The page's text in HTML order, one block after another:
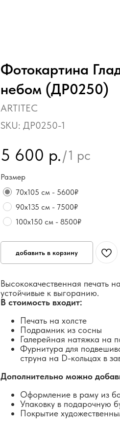
Фотокартина
небом (ДР0250)
ARTITEC
SKU: ДР0250-1
5 600 р./1 pc
Размер
70х105 см - 5600₽
90х135 см - 7500₽
100х150 см - 8500₽
добавить в корзину
Высококачественная печать
устойчивые к выгоранию.
В стоимость входит:
Печать на холсте
Подрамник из сосны
Галерейная натяжка на
Фурнитура для
струна на D-кольцах в
Дополнительно можно
Оформление в раму из
Упаковку в подарочную
Покрытие